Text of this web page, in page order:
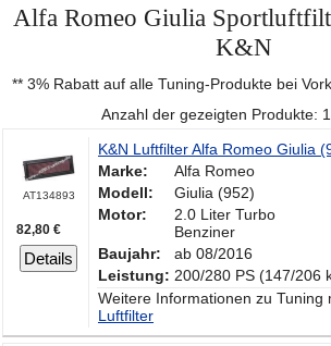
Alfa Romeo Giulia
K&N
** 3% Rabatt auf alle Tuning-Produkte bei
Anzahl der gezeigten Produkte:
AT134893
82,80 €
Details
K&N Luftfilter Alfa Romeo Giulia
Marke:
Alfa Romeo
Modell:
Giulia (952)
Motor:
2.0 Liter Turbo
Benziner
Baujahr:
ab 08/2016
Leistung: 200/280 PS (147/206
Weitere Informationen zu Tuning
Luftfilter